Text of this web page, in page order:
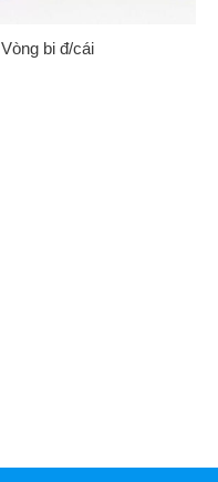
Vòng bi đ/cái